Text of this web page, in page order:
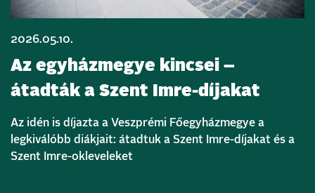
2026.05.10.
Az egyházmegye kincsei –
átadták a Szent Imre-díjakat
Az idén is díjazta a Veszprémi Főegyházmegye a
legkiválóbb diákjait: átadtuk a Szent Imre-díjakat és a
Szent Imre-okleveleket